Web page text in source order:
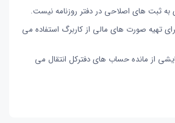
به ثبت های اصلاحی در دفتر روزنامه نیست.
تهیه صورت های مالی از کاربرگ استفاده می
از مانده حساب های دفترکل انتقال می